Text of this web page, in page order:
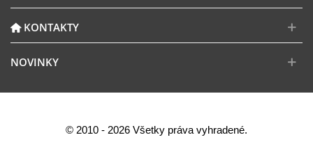
KONTAKTY
NOVINKY
© 2010 - 2026 Všetky práva vyhradené.